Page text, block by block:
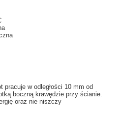
pracuje w odległości 10 mm od
boczną krawędzie przy ścianie.
oraz nie niszczy